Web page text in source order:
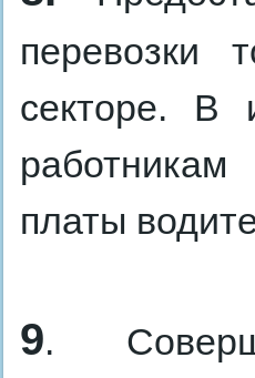
перевозки
секторе. В
платы
9.